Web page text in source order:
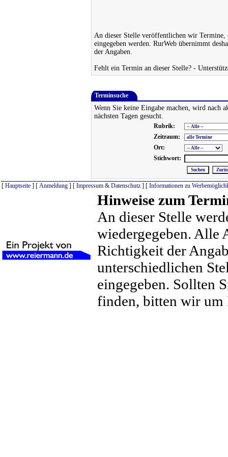
An dieser Stelle veröffentlichen wir Termine,
eingegeben werden. RurWeb übernimmt
der Angaben.
Fehlt ein Termin an dieser Stelle? -
Terminsuche
Wenn Sie keine Eingabe machen, wird nach
nächsten Tagen gesucht.
Rubrik:
Zeitraum:
Ort:
Stichwort:
[ Hauptseite ] [ Anmeldung ] [ Impressum & Datenschutz ] [ Informationen zu
Hinweise zum
An dieser Stelle
wiedergegeben. Alle
Richtigkeit der
unterschiedlichen
eingegeben. Sollten
finden, bitten wir um